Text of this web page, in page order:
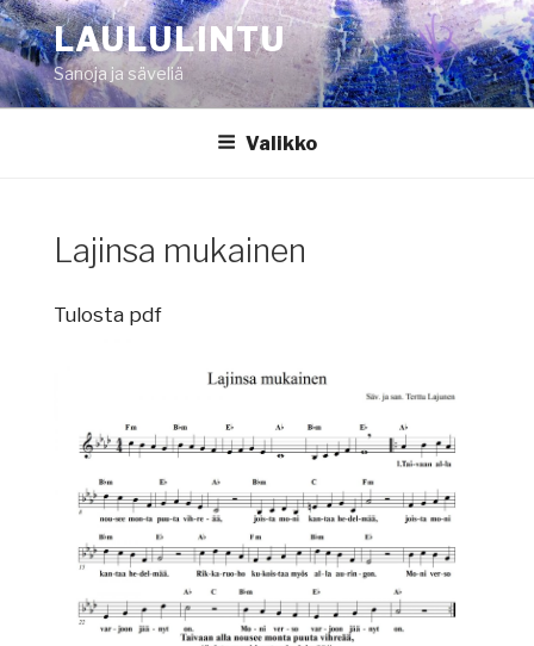
Siirry
sisältöönLAULULINTU
Sanoja ja säveliä
Valikko
Lajinsa mukainen
Tulosta pdf